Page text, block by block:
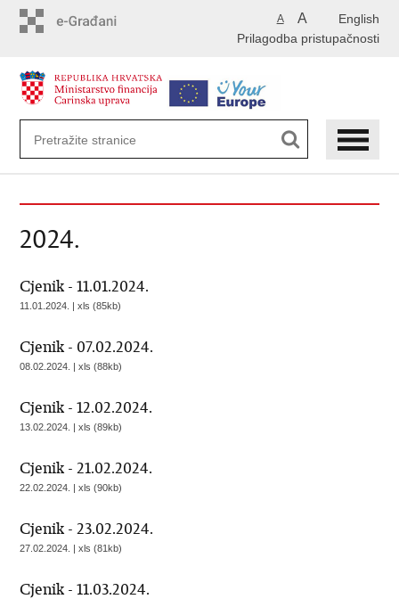
English
A A
Prilagodba pristupačnosti
2024.
Cjenik - 11.01.2024.
11.01.2024. | xls (85kb)
Cjenik - 07.02.2024.
08.02.2024. | xls (88kb)
Cjenik - 12.02.2024.
13.02.2024. | xls (89kb)
Cjenik - 21.02.2024.
22.02.2024. | xls (90kb)
Cjenik - 23.02.2024.
27.02.2024. | xls (81kb)
Cjenik - 11.03.2024.